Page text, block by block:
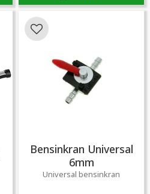
Bensinkran Universal
6mm
Universal bensinkran
Lägg till i favoriter